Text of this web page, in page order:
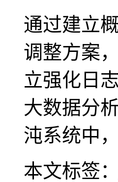
通过建立
调整方案
立强化日
大数据分
沌系统中
本文标签：